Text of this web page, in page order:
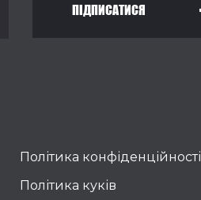
ПІДПИСАТИСЯ
Політика конфіденційності
Політика куків